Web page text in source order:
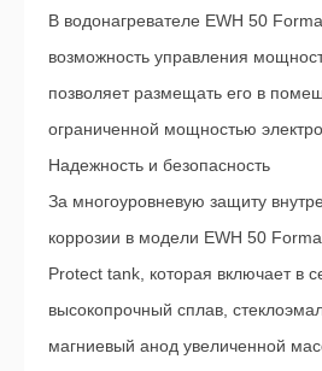
В водонагревателе EWH 50
возможность управления
позволяет размещать его в
ограниченной мощностью
Надежность и безопасность
За многоуровневую защиту
коррозии в модели EWH 50
Protect tank, которая включает в
высокопрочный сплав,
магниевый анод увеличенной